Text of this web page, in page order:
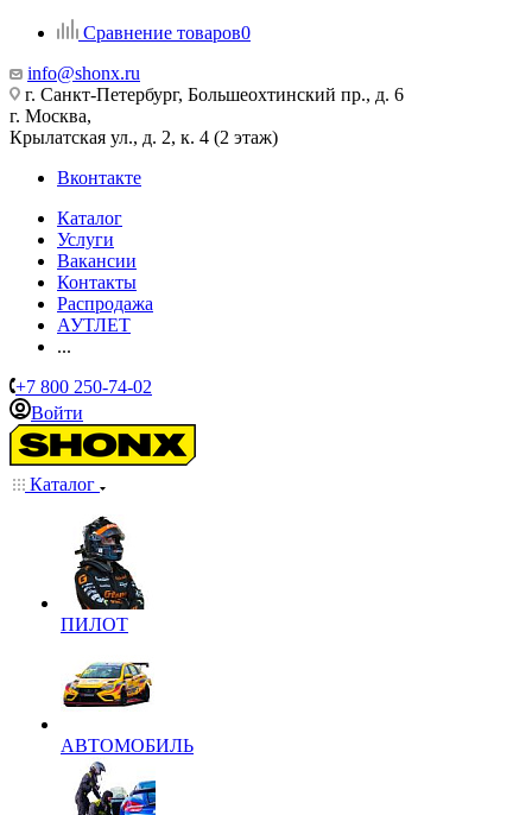
Сравнение товаров0
info@shonx.ru
г. Санкт-Петербург, Большеохтинский пр., д. 6
г. Москва,
Крылатская ул., д. 2, к. 4 (2 этаж)
Вконтакте
Каталог
Услуги
Вакансии
Контакты
Распродажа
АУТЛЕТ
...
+7 800 250-74-02
Войти
Каталог
ПИЛОТ
АВТОМОБИЛЬ